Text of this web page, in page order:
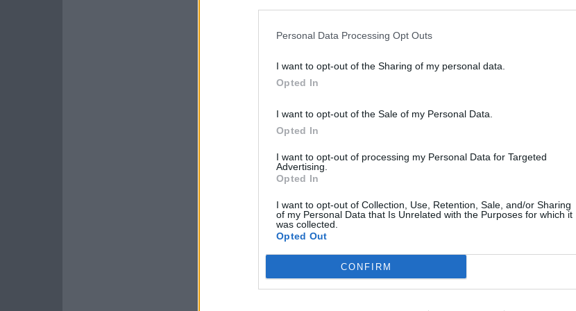
Personal Data Processing Opt Outs
I want to opt-out of the Sharing of my personal data.
Opted In
I want to opt-out of the Sale of my Personal Data.
Opted In
I want to opt-out of processing my Personal Data for Targeted
Advertising.
Opted In
I want to opt-out of Collection, Use, Retention, Sale, and/or Sharing
of my Personal Data that Is Unrelated with the Purposes for which it
was collected.
Opted Out
CONFIRM